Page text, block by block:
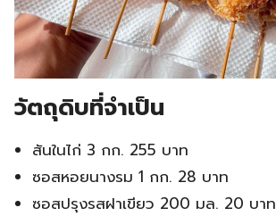
วัตถุดิบที่จำเป็น
สันในไก่ 3 กก. 255 บาท
ซอสหอยนางรม 1 กก. 28 บาท
ซอสปรุงรสฝาเขียว 200 มล. 20 บาท